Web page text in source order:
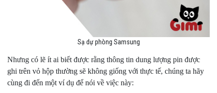
Sạ dự phòng Samsung
Nhưng có lẽ ít ai biết được rằng thông tin dung lượng pin được
ghi trên vỏ hộp thường sẽ không giống với thực tế, chúng ta hãy
cùng đi đến một ví dụ để nói về việc này: